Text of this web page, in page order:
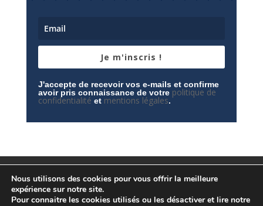
Je m'inscris !
J'accepte de recevoir vos e-mails et confirme
avoir pris connaissance de votre politique de
confidentialité et mentions légales.
Espace privé
Politique de confidentialité
Nous utilisons des cookies pour vous offrir la meilleure
expérience sur notre site.
Pour connaitre les cookies utilisés ou les désactiver et lire notre